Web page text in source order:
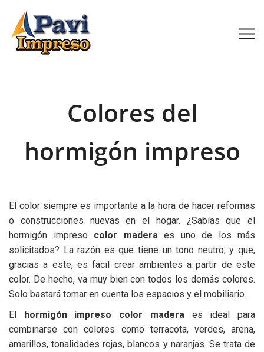
Colores del
hormigón impreso
El color siempre es importante a la hora de hacer reformas
o construcciones nuevas en el hogar. ¿Sabías que el
hormigón impreso color maderaes uno de los más
solicitados? La razón es que tiene un tono neutro, y que,
gracias a este, es fácil crear ambientes a partir de este
color. De hecho, va muy bien con todos los demás colores.
Solo bastará tomar en cuenta los espacios y el mobiliario.
El hormigón impreso color maderaes ideal para
combinarse con colores como terracota, verdes, arena,
amarillos, tonalidades rojas, blancos y naranjas. Se trata de